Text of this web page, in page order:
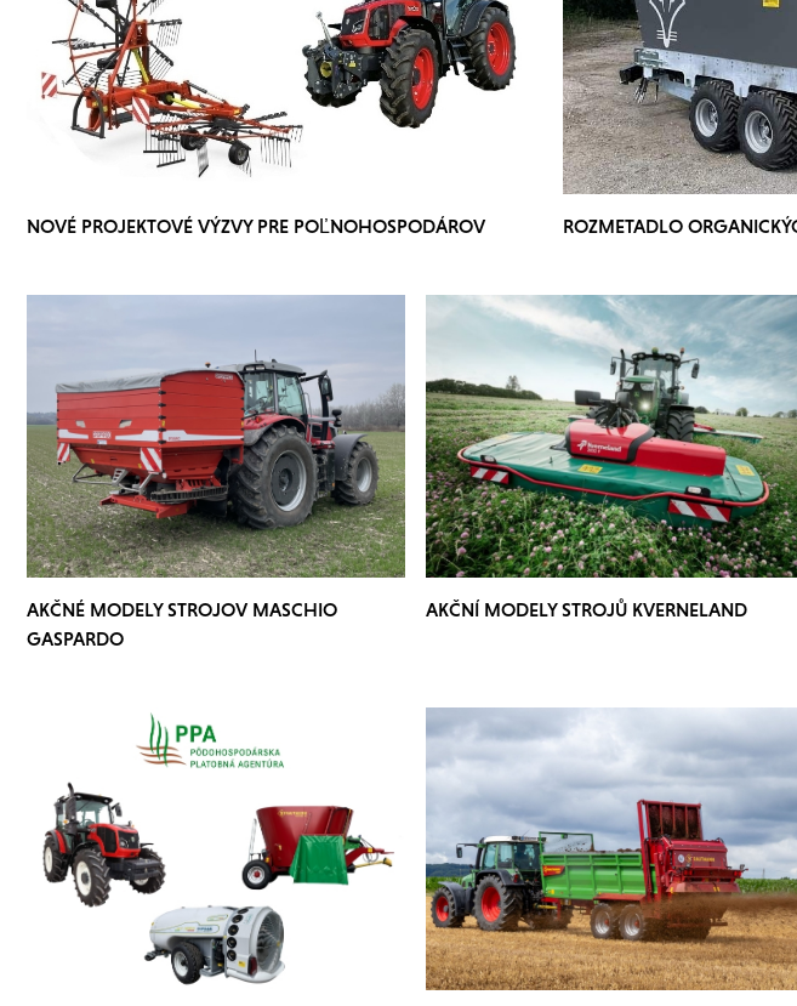
NOVÉ PROJEKTOVÉ VÝZVY PRE POĽNOHOSPODÁROV
ROZMETADLO
AKČNÉ MODELY STROJOV MASCHIO
GASPARDO
AKČNÍ MODELY STROJŮ KVERNELAND